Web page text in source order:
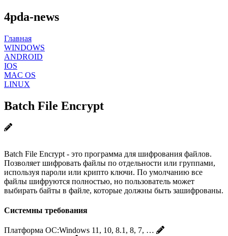
4pda-news
Главная
WINDOWS
ANDROID
IOS
MAC OS
LINUX
Batch File Encrypt
Batch File Encrypt - это программа для шифрования файлов.
Позволяет шифровать файлы по отдельности или группами,
используя пароли или крипто ключи. По умолчанию все
файлы шифруются полностью, но пользователь может
выбирать байты в файле, которые должны быть зашифрованы.
Системны требования
Платформа ОС:Windows 11, 10, 8.1, 8, 7, …